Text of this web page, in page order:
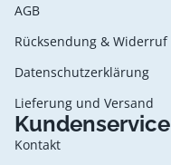
AGB
Rücksendung & Widerruf
Datenschutzerklärung
Lieferung und Versand
Kundenservice
Kontakt